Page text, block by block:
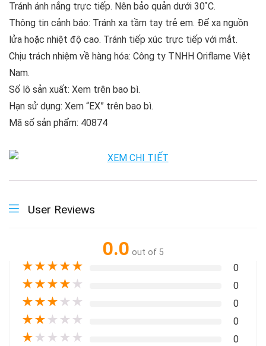
Tránh ánh nắng trực tiếp. Nên bảo quản dưới 30˚C.
Thông tin cảnh báo: Tránh xa tầm tay trẻ em. Để xa nguồn
lửa hoặc nhiệt độ cao. Tránh tiếp xúc trực tiếp với mắt.
Chịu trách nhiệm về hàng hóa: Công ty TNHH Oriflame Việt
Nam.
Số lô sản xuất: Xem trên bao bì.
Hạn sử dụng: Xem “EX” trên bao bì.
Mã số sản phẩm: 40874
User Reviews
0.0 out of 5
★★★★★ 0
★★★★ ★ 0
★★★ ★ ★ 0
★★ ★ ★ ★ 0
★ ★ ★ ★ ★ 0